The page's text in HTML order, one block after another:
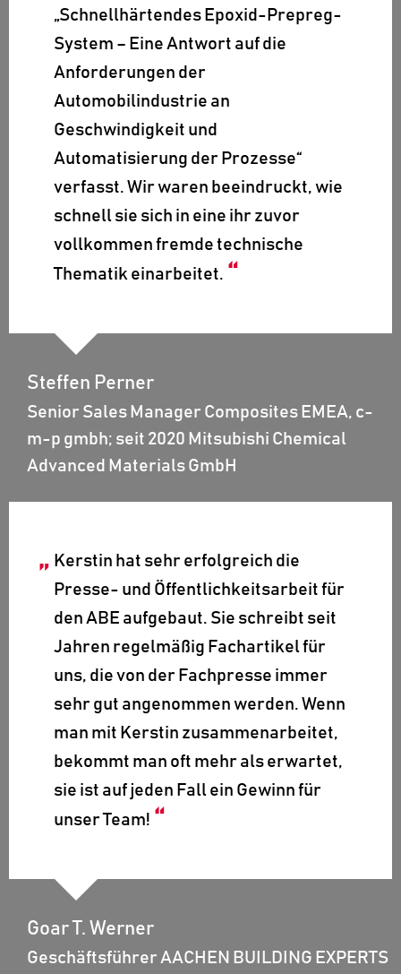
„Schnellhärtendes Epoxid-Prepreg-
System – Eine Antwort auf die
Anforderungen der
Automobilindustrie an
Geschwindigkeit und
Automatisierung der Prozesse“
verfasst. Wir waren beeindruckt, wie
schnell sie sich in eine ihr zuvor
vollkommen fremde technische
Thematik einarbeitet.
Steffen Perner
Senior Sales Manager Composites EMEA, c-
m-p gmbh; seit 2020 Mitsubishi Chemical
Advanced Materials GmbH
Kerstin hat sehr erfolgreich die
Presse- und Öffentlichkeitsarbeit für
den ABE aufgebaut. Sie schreibt seit
Jahren regelmäßig Fachartikel für
uns, die von der Fachpresse immer
sehr gut angenommen werden. Wenn
man mit Kerstin zusammenarbeitet,
bekommt man oft mehr als erwartet,
sie ist auf jeden Fall ein Gewinn für
unser Team!
Goar T. Werner
Geschäftsführer AACHEN BUILDING EXPERTS